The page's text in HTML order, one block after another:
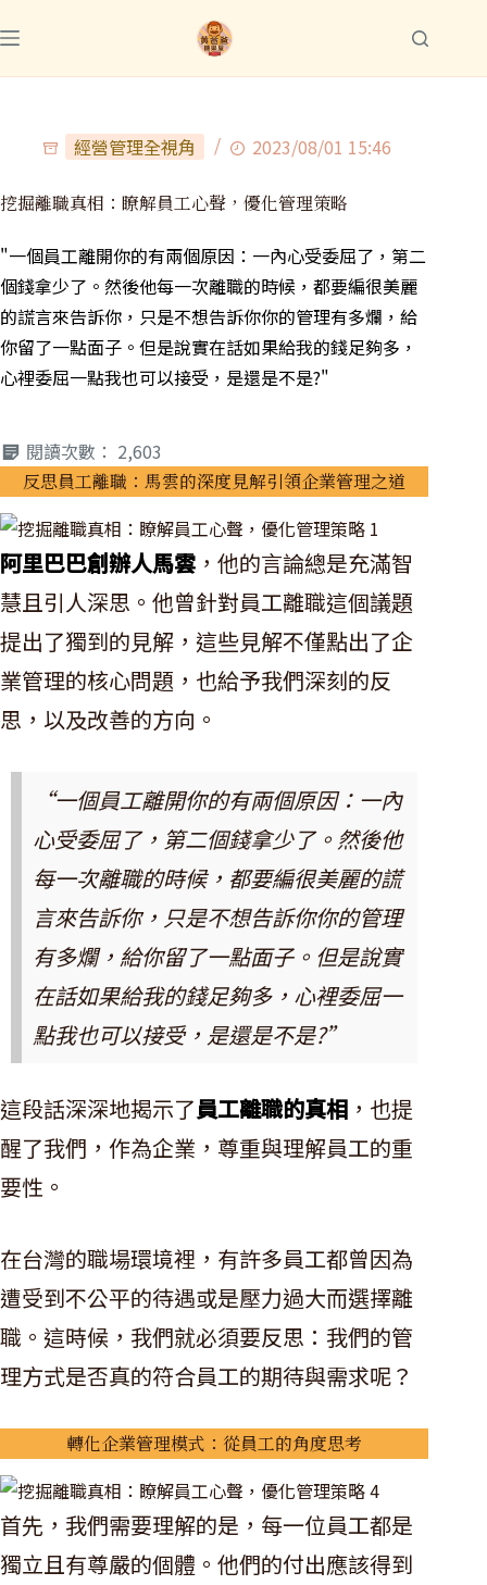
經營管理全視角 2023/08/01 15:46
挖掘離職真相：瞭解員工心聲，優化管理策略
"一個員工離開你的有兩個原因：一內心受委屈了，第二
個錢拿少了。然後他每一次離職的時候，都要編很美麗
的謊言來告訴你，只是不想告訴你你的管理有多爛，給
你留了一點面子。但是說實在話如果給我的錢足夠多，
心裡委屈一點我也可以接受，是還是不是?"
閱讀次數： 2,603
反思員工離職：馬雲的深度見解引領企業管理之道
阿里巴巴創辦人馬雲 ，他的言論總是充滿智
慧且引人深思。他曾針對員工離職這個議題
提出了獨到的見解，這些見解不僅點出了企
業管理的核心問題，也給予我們深刻的反
思，以及改善的方向。
“一個員工離開你的有兩個原因：一內
心受委屈了，第二個錢拿少了。然後他
每一次離職的時候，都要編很美麗的謊
言來告訴你，只是不想告訴你你的管理
有多爛，給你留了一點面子。但是說實
在話如果給我的錢足夠多，心裡委屈一
點我也可以接受，是還是不是?”
這段話深深地揭示了員工離職的真相 ，也提
醒了我們，作為企業，尊重與理解員工的重
要性。
在台灣的職場環境裡，有許多員工都曾因為
遭受到不公平的待遇或是壓力過大而選擇離
職。這時候，我們就必須要反思：我們的管
理方式是否真的符合員工的期待與需求呢？
轉化企業管理模式：從員工的角度思考
首先，我們需要理解的是，每一位員工都是
獨立且有尊嚴的個體。他們的付出應該得到